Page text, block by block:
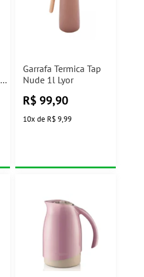
Garrafa Termica Tap
Nude 1l Lyor
R$ 99,90
10x de R$ 9,99